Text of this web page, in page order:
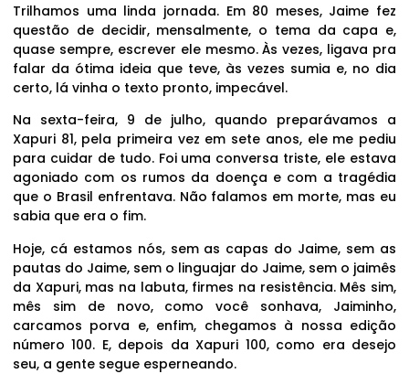
Trilhamos uma linda jornada. Em 80 meses, Jaime fez
questão de decidir, mensalmente, o tema da capa e,
quase sempre, escrever ele mesmo. Às vezes, ligava pra
falar da ótima ideia que teve, às vezes sumia e, no dia
certo, lá vinha o texto pronto, impecável.
Na sexta-feira, 9 de julho, quando preparávamos a
Xapuri 81, pela primeira vez em sete anos, ele me pediu
para cuidar de tudo. Foi uma conversa triste, ele estava
agoniado com os rumos da doença e com a tragédia
que o Brasil enfrentava. Não falamos em morte, mas eu
sabia que era o fim.
Hoje, cá estamos nós, sem as capas do Jaime, sem as
pautas do Jaime, sem o linguajar do Jaime, sem o jaimês
da Xapuri, mas na labuta, firmes na resistência. Mês sim,
mês sim de novo, como você sonhava, Jaiminho,
carcamos porva e, enfim, chegamos à nossa edição
número 100. E, depois da Xapuri 100, como era desejo
seu, a gente segue esperneando.